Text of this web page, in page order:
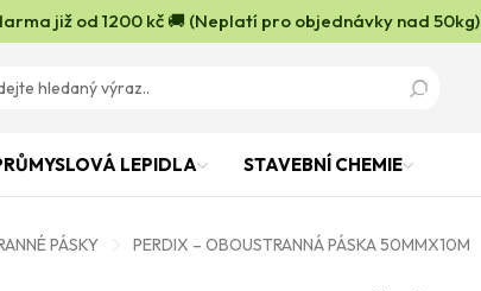
již od 1200 kč 🚚 (Neplatí pro objednávky nad 50kg)
LEPIDLA STAVEBNÍ CHEMIE
PÁSKY PERDIX – OBOUSTRANNÁ PÁSKA 50MMX10M